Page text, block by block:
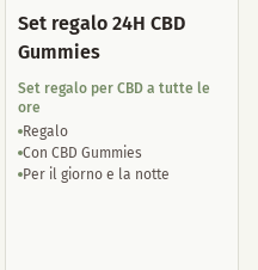
Set regalo 24H CBD
Gummies
Set regalo per CBD a tutte le
ore
Regalo
Con CBD Gummies
Per il giorno e la notte